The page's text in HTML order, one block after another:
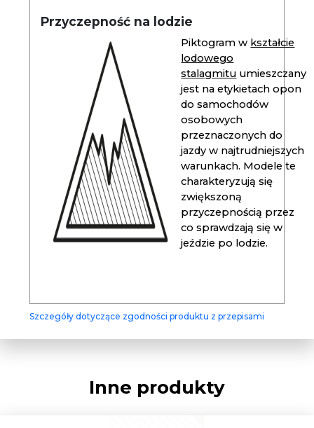
Przyczepność na lodzie
Piktogram w kształcie
lodowego
stalagmitu umieszczany
jest na etykietach opon
do samochodów
osobowych
przeznaczonych do
jazdy w najtrudniejszych
warunkach. Modele te
charakteryzują się
zwiększoną
przyczepnością przez
co sprawdzają się w
jeździe po lodzie.
Szczegóły dotyczące zgodności produktu z przepisami
Inne produkty